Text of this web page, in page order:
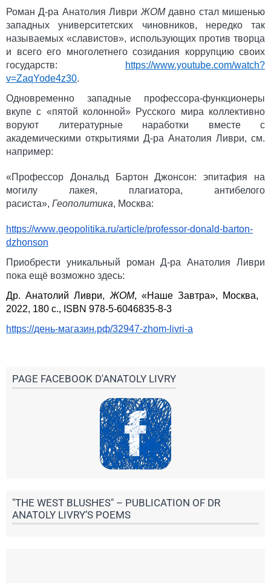
Роман Д-ра Анатолия Ливри ЖОМдавно стал мишенью
западных университетских чиновников, нередко так
называемых «славистов», использующих против творца
и всего его многолетнего созидания коррупцию своих
государств:
https://www.youtube.com/watch?
v=ZaqYode4z30.
Одновременно западные профессора-функционеры
вкупе с «пятой колонной» Русского мира коллективно
воруют литературные наработки вместе с
академическими открытиями Д-ра Анатолия Ливри, см.
например:
«Профессор Дональд Бартон Джонсон: эпитафия
на
могилу лакея, плагиатора, антибелого
расиста», Геополитика, Москва:
https://www.geopolitika.ru/article/professor-donald-barton-
dzhonson
Приобрести уникальный роман Д-ра Анатолия Ливри
пока ещё возможно здесь:
Др. Анатолий Ливри, ЖОМ, «Наше Завтра», Москва,
2022, 180 с., ISBN 978-5-6046835-8-3
https://день-магазин.рф/32947-zhom- livri-a
PAGE FACEBOOK D'ANATOLY LIVRY
"THE WEST BLUSHES" – PUBLICATION OF DR
ANATOLY LIVRY’S POEMS